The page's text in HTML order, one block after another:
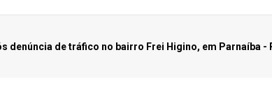
denúncia de tráfico no bairro Frei Higino, em Parnaíba -